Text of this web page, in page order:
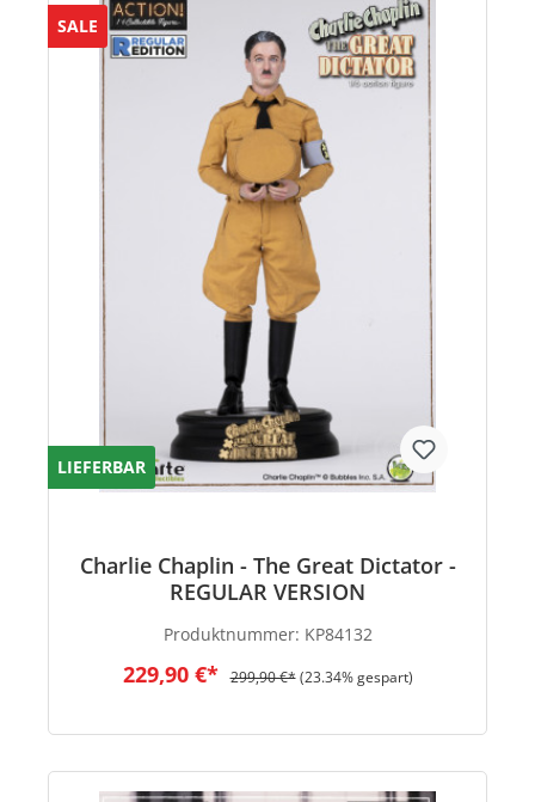
SALE
LIEFERBAR
Charlie Chaplin - The Great Dictator -
REGULAR VERSION
Produktnummer: KP84132
229,90 €* 299,90 €* (23.34% gespart)